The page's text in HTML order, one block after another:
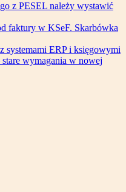
z PESEL należy wystawić
faktury w KSeF. Skarbówka
systemami ERP i księgowymi
wymagania w nowej